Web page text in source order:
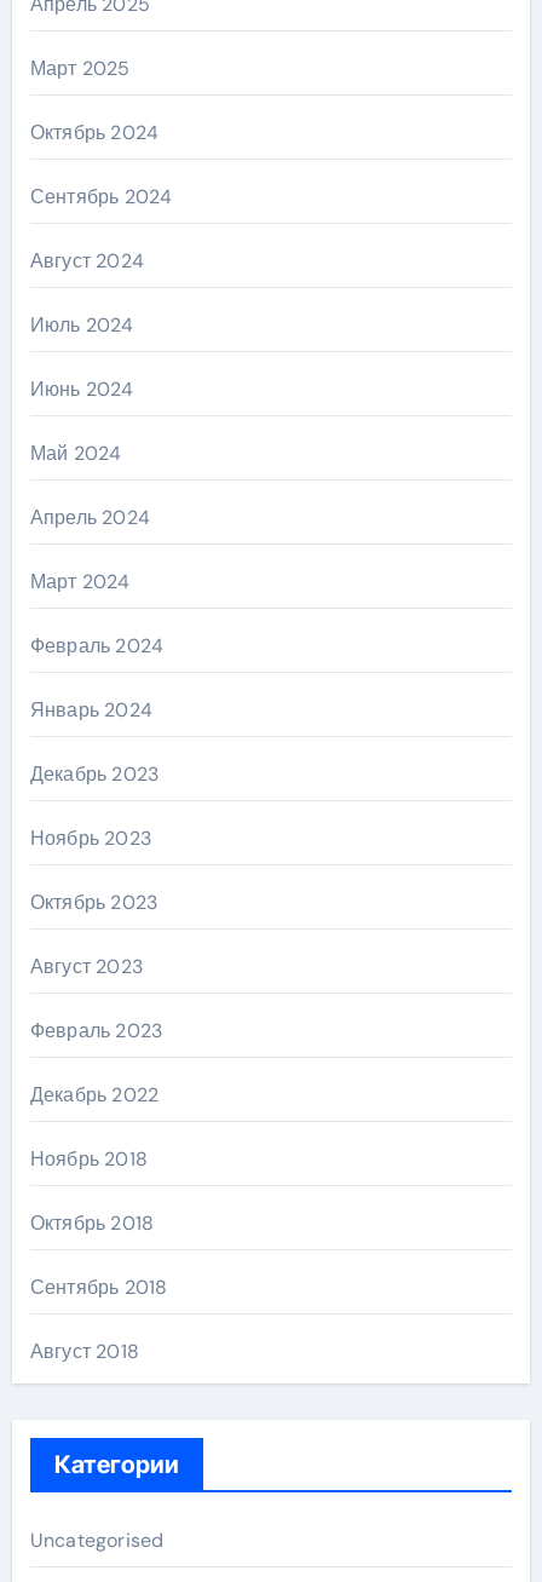
Март 2025
Октябрь 2024
Сентябрь 2024
Август 2024
Июль 2024
Июнь 2024
Май 2024
Апрель 2024
Март 2024
Февраль 2024
Январь 2024
Декабрь 2023
Ноябрь 2023
Октябрь 2023
Август 2023
Февраль 2023
Декабрь 2022
Ноябрь 2018
Октябрь 2018
Сентябрь 2018
Август 2018
Категории
Uncategorised